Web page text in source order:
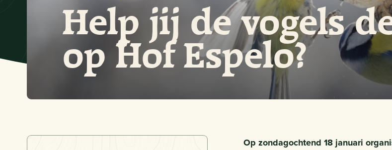
Help jij de vogels
op Hof Espelo?
Op zondagochtend 18 januari